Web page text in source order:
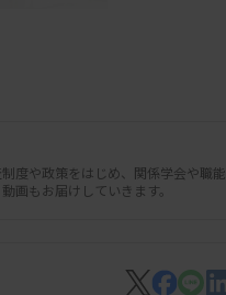
12月12日
腸内細菌
測定す
度や政策をはじめ、関係学会や職能
画もお届けしていきます。